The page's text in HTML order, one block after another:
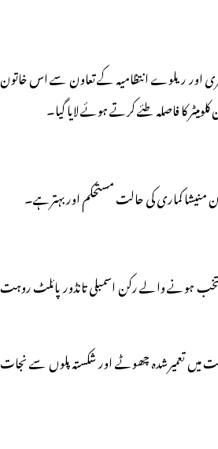
اور ریلوے انتظامیہ کے تعاون سے اس خاتون
کا فاصلہ طئے کرتے ہوئے لایا گیا۔
منیشا کماری کی حالت مستحکم اور بہترہے۔
ہونے والے رکن اسمبلی تانڈور پائلٹ روہت
میں تعمیرشدہ چھوٹے اور شکستہ پلوں سے نجات